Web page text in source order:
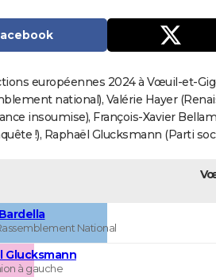
européennes 2024 à Vœuil-et-
national), Valérie Hayer
insoumise), François-Xavier
!), Raphaël Glucksmann (Parti
National
Glucksmann
à gauche